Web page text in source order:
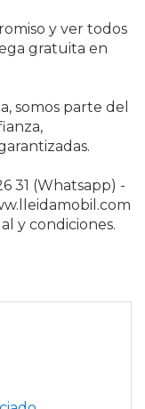
y ver todos
gratuita en
somos parte del
31 (Whatsapp) -
y condiciones.